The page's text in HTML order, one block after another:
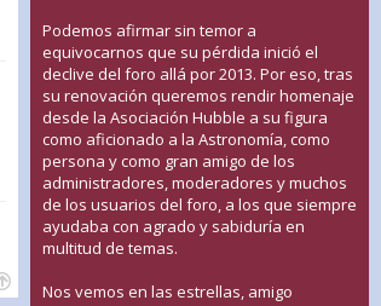
Podemos afirmar sin temor a
equivocarnos que su pérdida inició el
declive del foro allá por 2013. Por eso, tras
su renovación queremos rendir homenaje
desde la Asociación Hubble a su figura
como aficionado a la Astronomía, como
persona y como gran amigo de los
administradores, moderadores y muchos
de los usuarios del foro, a los que siempre
ayudaba con agrado y sabiduría en
multitud de temas.
Nos vemos en las estrellas, amigo